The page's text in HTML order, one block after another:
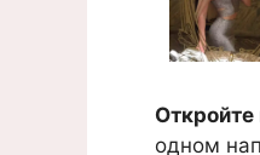
одном